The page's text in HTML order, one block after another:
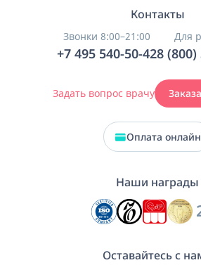
Контакты
Звонки 8:00–21:00
+7 495 540-50-42
Для
8 (800)
Задать вопрос врачу
Оплата онлайн
Наши награды
Оставайтесь с